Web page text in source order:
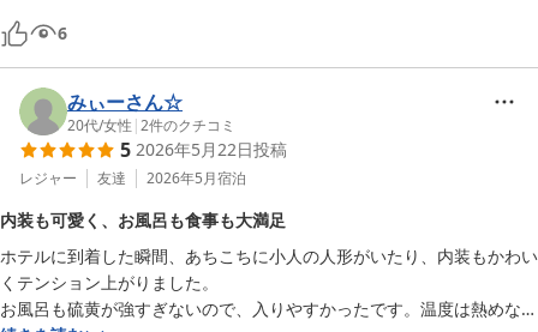
ディナーはコース料理。
朝食はバイキングです。
コース料理は日により味の違いがあるので注意
連泊でしたが、初日は好みに合わず…
２日目は最高でした。
食事の件で口コミが分かれてるのは上記の理由だと思います。
6
みぃーさん☆
20代/女性 |2件のクチコミ
5 2026年5月22日投稿
レジャー 友達 2026年5月宿泊
内装も可愛く、お風呂も食事も大満足
ホテルに到着した瞬間、あちこちに小人の人形がいたり、内装もかわい
くテンション上がりました。
お風呂も硫黄が強すぎないので、入りやすかったです。温度は熱めなの